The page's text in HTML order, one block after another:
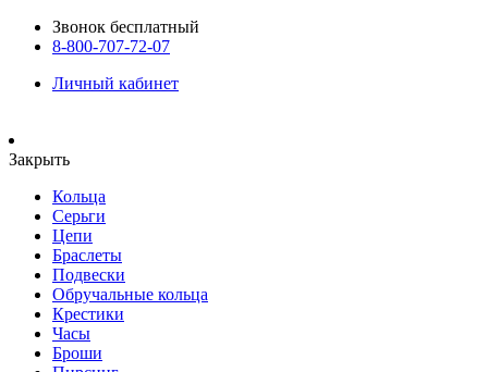
Звонок бесплатный
8-800-707-72-07
Личный кабинет
Закрыть
Кольца
Серьги
Цепи
Браслеты
Подвески
Обручальные кольца
Крестики
Часы
Броши